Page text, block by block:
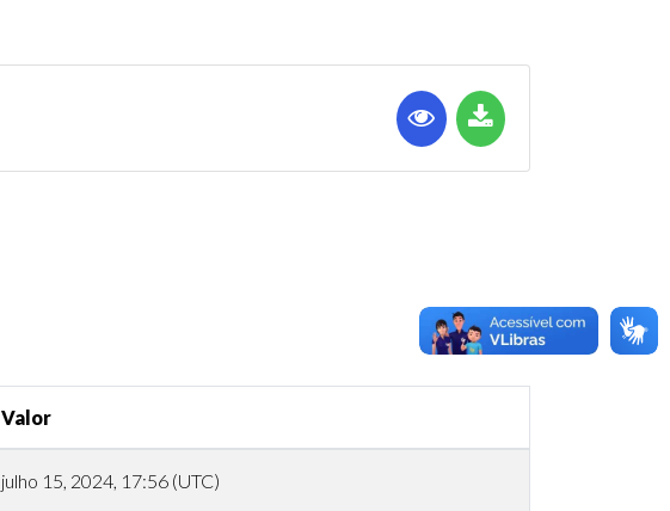
Valor
julho 15, 2024, 17:56 (UTC)